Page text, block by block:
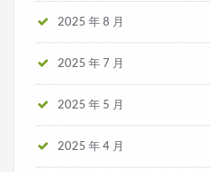
2025 年 8 月
2025 年 7 月
2025 年 5 月
2025 年 4 月